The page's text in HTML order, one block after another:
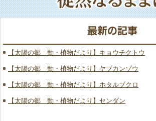
【太陽の郷 動・植物だより】キョウチクトウ
【太陽の郷 動・植物だより】ヤブカンゾウ
【太陽の郷 動・植物だより】ホタルブクロ
【太陽の郷 動・植物だより】センダン